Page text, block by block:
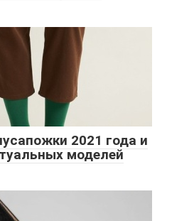
2021 года и
моделей